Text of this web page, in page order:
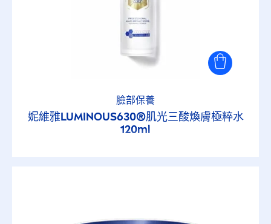
臉部保養
妮維雅LUMINOUS630®肌光三酸煥膚極粹水
120ml